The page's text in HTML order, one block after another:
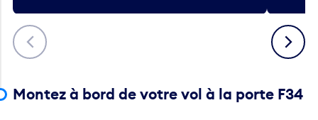
Précédent Suivant
Montez à bord de votre vol à la porte F34